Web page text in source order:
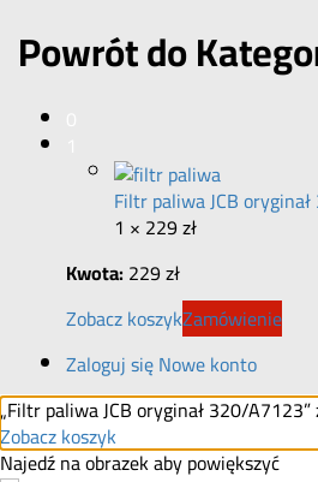
Powrót do
Filtr paliwa JCB
1 × 229zł
Kwota: 229zł
Zobacz koszykZamówienie
Zaloguj sięNowe konto
„Filtr paliwa JCB oryginał 320/
Zobacz koszyk
Najedź na obrazek aby powiększyć